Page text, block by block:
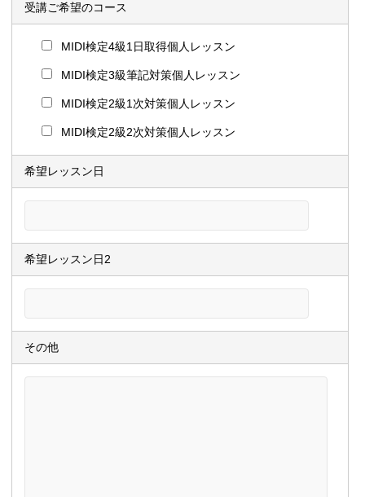
受講ご希望のコース
MIDI検定4級1日取得個人レッスン
MIDI検定3級筆記対策個人レッスン
MIDI検定2級1次対策個人レッスン
MIDI検定2級2次対策個人レッスン
希望レッスン日
希望レッスン日2
その他